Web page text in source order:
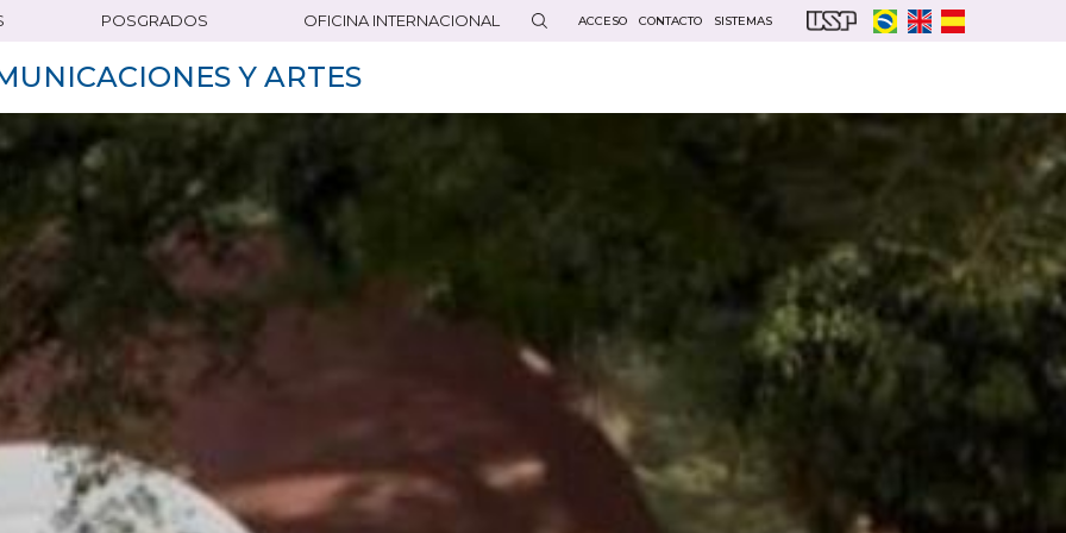
POSGRADOS OFICINA INTERNACIONAL ACCESO CONTACTO SISTEMAS
Y ARTES